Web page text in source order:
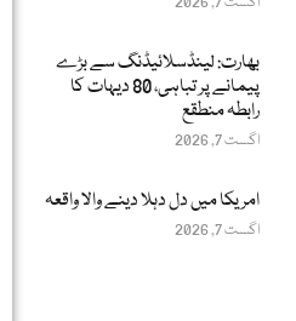
بھارت: لینڈسلائیڈنگ سے بڑے
پیمانے پر تباہی، 80 دیہات کا
رابطہ منطقع
اگست 7, 2026
امریکا میں دل دہلا دینے والا واقعہ
اگست 7, 2026